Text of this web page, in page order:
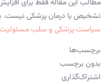
مطالب این مقاله فقط برای
تشخیص یا درمان پزشکی نیست.
سیاست پزشکی و سلب
برچسب‌ها
بدون برچسب
اشتراک‌گذاری